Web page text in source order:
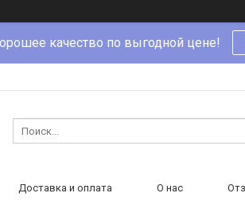
качество по выгодной цене!
Доставка и оплата О нас